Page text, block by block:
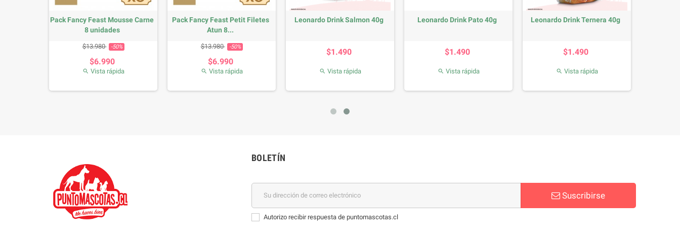
Pack Fancy Feast Mousse Carne
8 unidades
Precio base
$13.980 -50% Precio
$6.990
 Vista rápida
Pack Fancy Feast Petit Filetes
Atun 8...
Precio base
$13.980 -50% Precio
$6.990
 Vista rápida
Leonardo Drink Salmon 40g
$1.490
 Vista rápida
Leonardo Drink Pato 40g
$1.490
 Vista rápida
Leonardo Drink Ternera 40g
$1.490
 Vista rápida
BOLETÍN
Suscribirse
Autorizo recibir respuesta de puntomascotas.cl